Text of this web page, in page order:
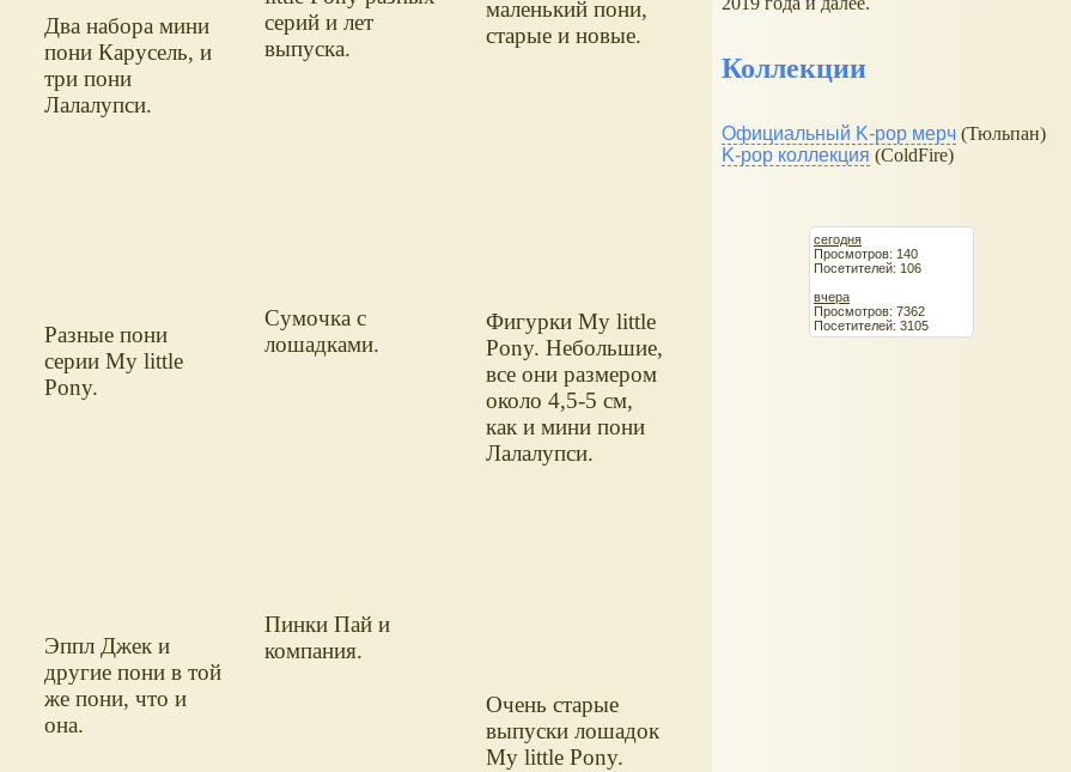
Два набора мини
пони Карусель, и
три пони
Лалалупси.
серий и лет
выпуска.
маленький пони,
старые и новые.
Разные пони
серии My little
Pony.
Сумочка с
лошадками.
Фигурки My little
Pony. Небольшие,
все они размером
около 4,5-5 см,
как и мини пони
Лалалупси.
Эппл Джек и
другие пони в той
же пони, что и
она.
Пинки Пай и
компания.
Очень старые
выпуски лошадок
My little Pony.
Коллекции
Официальный K-pop мерч (Тюльпан)
K-pop коллекция (ColdFire)
сегодня
Просмотров: 140
Посетителей: 106
вчера
Просмотров: 7362
Посетителей: 3105